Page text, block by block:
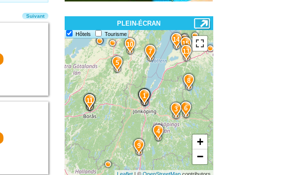
Suivant
PLEIN-ÉCRAN
Hôtels Tourisme
15
14
13
12
11
10
9
8
7
6
5
4
3
2
1
+
−